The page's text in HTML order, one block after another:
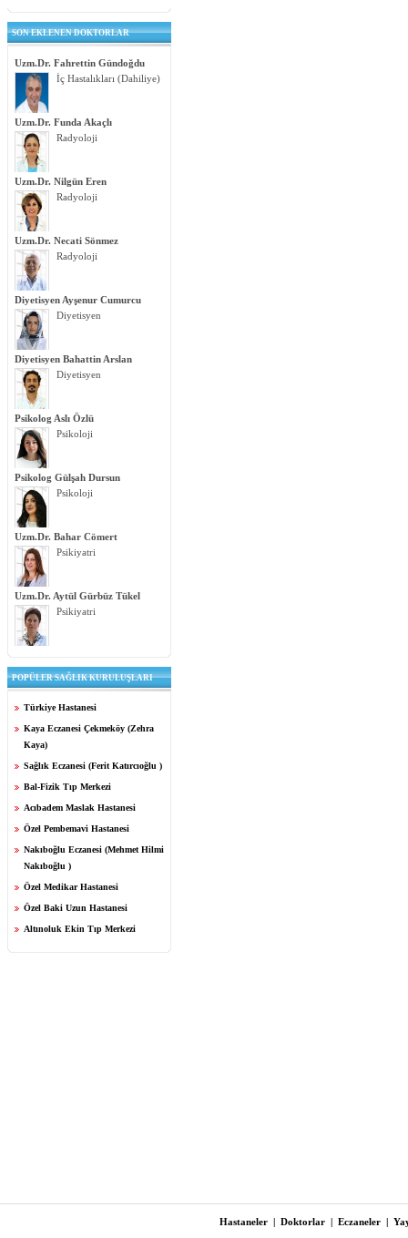
SON EKLENEN DOKTORLAR
Uzm.Dr. Fahrettin Gündoğdu
İç Hastalıkları (Dahiliye)
Uzm.Dr. Funda Akaçlı
Radyoloji
Uzm.Dr. Nilgün Eren
Radyoloji
Uzm.Dr. Necati Sönmez
Radyoloji
Diyetisyen Ayşenur Cumurcu
Diyetisyen
Diyetisyen Bahattin Arslan
Diyetisyen
Psikolog Aslı Özlü
Psikoloji
Psikolog Gülşah Dursun
Psikoloji
Uzm.Dr. Bahar Cömert
Psikiyatri
Uzm.Dr. Aytül Gürbüz Tükel
Psikiyatri
POPÜLER SAĞLIK KURULUŞLARI
Türkiye Hastanesi
Kaya Eczanesi Çekmeköy (Zehra
Kaya)
Sağlık Eczanesi (Ferit Katırcıoğlu )
Bal-Fizik Tıp Merkezi
Acıbadem Maslak Hastanesi
Özel Pembemavi Hastanesi
Nakıboğlu Eczanesi (Mehmet Hilmi
Nakıboğlu )
Özel Medikar Hastanesi
Özel Baki Uzun Hastanesi
Altınoluk Ekin Tıp Merkezi
Hastaneler | Doktorlar | Eczaneler |